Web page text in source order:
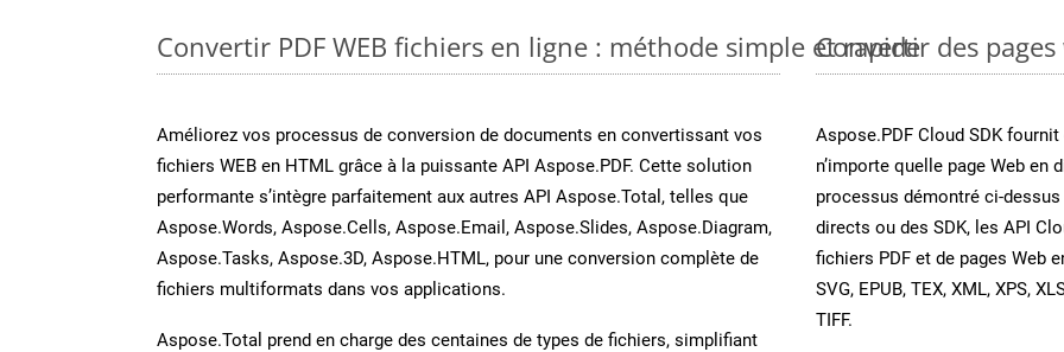
Convertir PDF WEB fichiers en ligne : méthode simple et rapide
Améliorez vos processus de conversion de documents en convertissant vos
fichiers WEB en HTML grâce à la puissante API Aspose.PDF. Cette solution
performante s’intègre parfaitement aux autres API Aspose.Total, telles que
Aspose.Words, Aspose.Cells, Aspose.Email, Aspose.Slides, Aspose.Diagram,
Aspose.Tasks, Aspose.3D, Aspose.HTML, pour une conversion complète de
fichiers multiformats dans vos applications.
Aspose.Total prend en charge des centaines de types de fichiers, simplifiant
Convertir des
Aspose.PDF Cloud SDK
n’importe quelle page Web
processus démontré ci-dessus
directs ou des SDK, les API
fichiers PDF et de pages Web
SVG, EPUB, TEX, XML, XPS,
TIFF.